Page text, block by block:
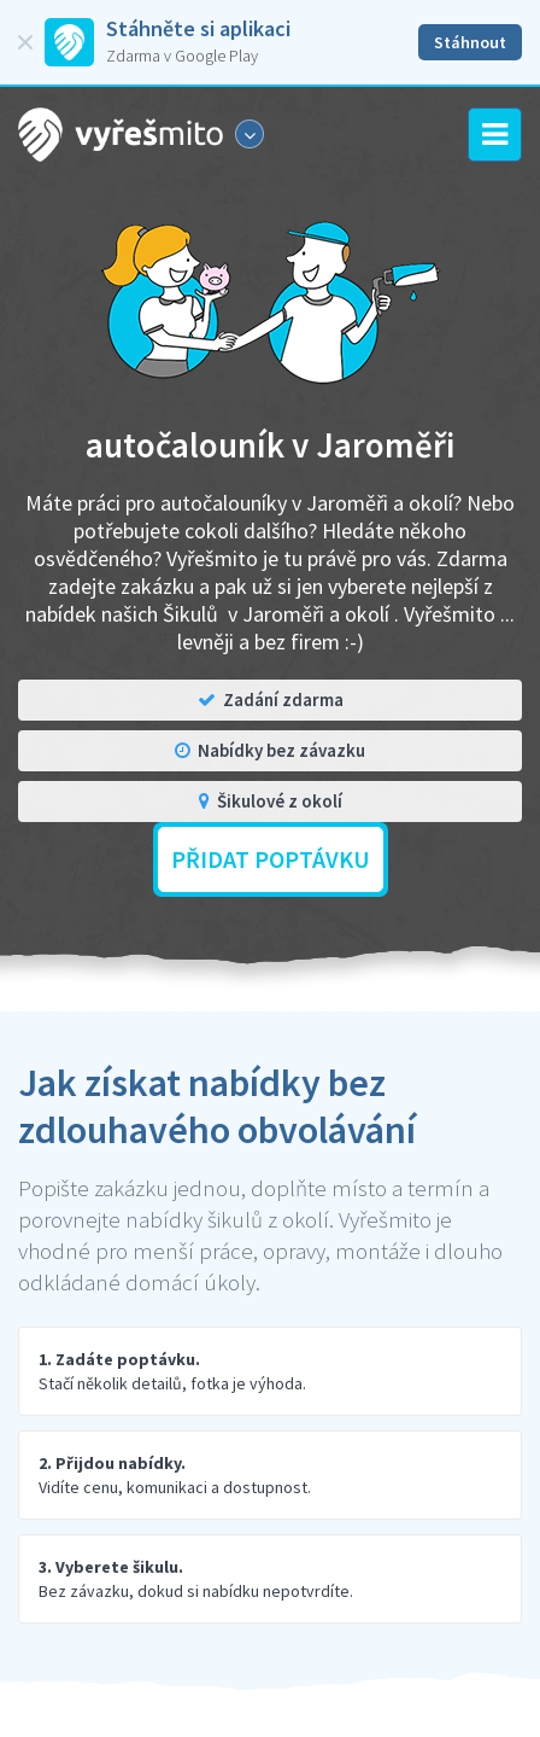
Stáhněte si aplikaci
Zdarma v Google Play
Stáhnout
autočalouník v Jaroměři
Máte práci pro autočalouníky v Jaroměři a okolí? Nebo
potřebujete cokoli dalšího? Hledáte někoho
osvědčeného? Vyřešmito je tu právě pro vás. Zdarma
zadejte zakázku a pak už si jen vyberete nejlepší z
nabídek našich Šikulů v Jaroměři a okolí . Vyřešmito ...
levněji a bez firem :-)
Zadání zdarma
Nabídky bez závazku
Šikulové z okolí
PŘIDAT POPTÁVKU
Jak získat nabídky bez
zdlouhavého obvolávání
Popište zakázku jednou, doplňte místo a termín a
porovnejte nabídky šikulů z okolí. Vyřešmito je
vhodné pro menší práce, opravy, montáže i dlouho
odkládané domácí úkoly.
1. Zadáte poptávku.
Stačí několik detailů, fotka je výhoda.
2. Přijdou nabídky.
Vidíte cenu, komunikaci a dostupnost.
3. Vyberete šikulu.
Bez závazku, dokud si nabídku nepotvrdíte.